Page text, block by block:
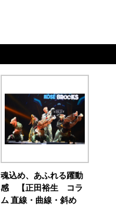
魂込め、あふれる躍動
感 【正田裕生 コラ
ム 直線・曲線・斜め